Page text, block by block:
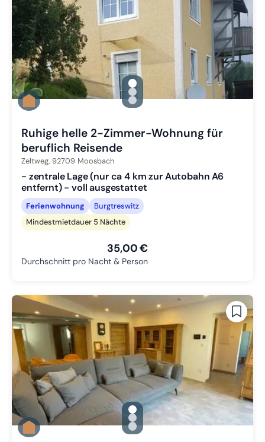
gallery.slide_selector
Zu Slide 1 wechseln
Zu Slide 2 wechseln
Zu Slide 3 wechseln
Ruhige helle 2-Zimmer-Wohnung für
beruflich Reisende
Zeltweg, 92709 Moosbach
- zentrale Lage (nur ca 4 km zur Autobahn A6
entfernt) - voll ausgestattet
Ferienwohnung
Burgtreswitz
Mindestmietdauer 5 Nächte
35,00 €
Durchschnitt pro Nacht & Person
gallery.slide_selector
Zu Slide 1 wechseln
Zu Slide 2 wechseln
Zu Slide 3 wechseln